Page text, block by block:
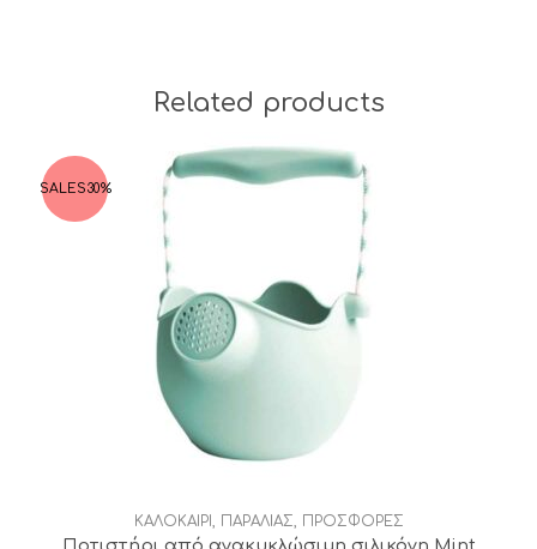
Related products
SALES30%
ΚΑΛΟΚΑΙΡΙ , ΠΑΡΑΛΙΑΣ, ΠΡΟΣΦΟΡΕΣ